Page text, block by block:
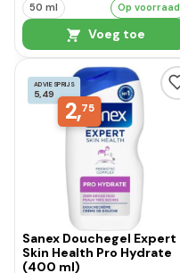
50 ml Op voorraad
Voeg toe
ADVIESPRIJS
5,49
2,75
Sanex Douchegel Expert
Skin Health Pro Hydrate
(400 ml)